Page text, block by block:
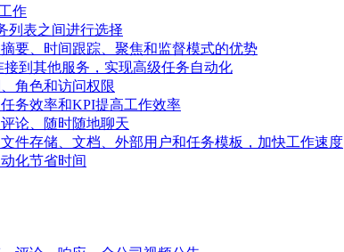
作
列表之间进行选择
要、时间跟踪、聚焦和监督模式的优势
到其他服务，实现高级任务自动化
角色和访问权限
务效率和KPI提高工作效率
论、随时随地聊天
件存储、文档、外部用户和任务模板，加快工作速度
化节省时间